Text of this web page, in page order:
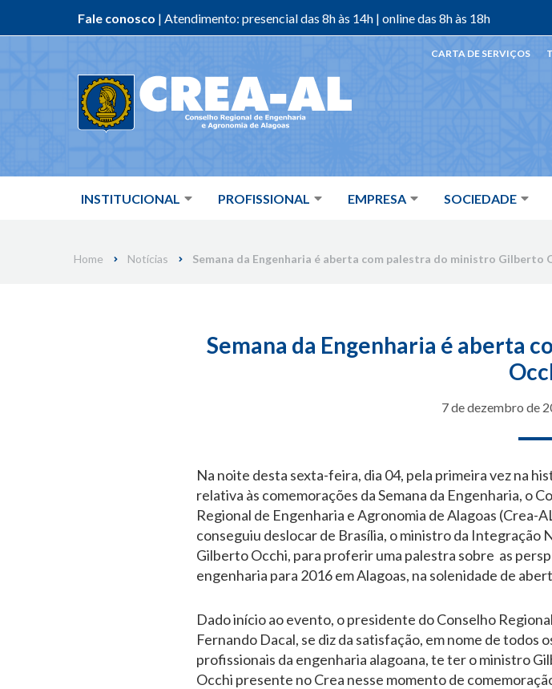
Fale conosco | Atendimento: presencial das 8h às 14h | online das 8h às 18h
INSTITUCIONAL PROFISSIONAL EMPRESA SOCIEDADE
CARTA DE SERVIÇOS
Home Notícias Semana da Engenharia é aberta com palestra do ministro Gilberto
Semana da Engenharia é aberta
7 de dezembro de
Na noite desta sexta-feira, dia 04, pela primeira vez na
relativa às comemorações da Semana da Engenharia, o
Regional de Engenharia e Agronomia de Alagoas (Crea-
conseguiu deslocar de Brasília, o ministro da Integração
Gilberto Occhi, para proferir uma palestra sobre as
engenharia para 2016 em Alagoas, na solenidade de
Dado início ao evento, o presidente do Conselho
Fernando Dacal, se diz da satisfação, em nome de todos
profissionais da engenharia alagoana, te ter o ministro
Occhi presente no Crea nesse momento de